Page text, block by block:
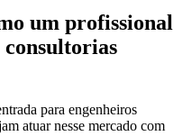
um profissional
para engenheiros
atuar nesse mercado com